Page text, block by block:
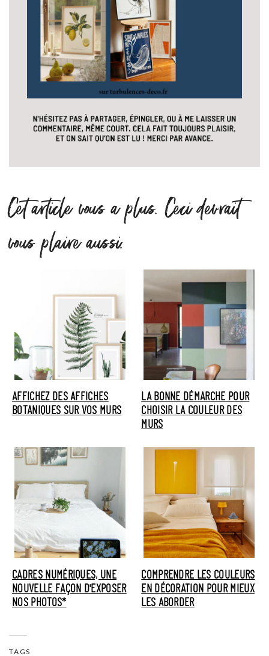
Cet article vous a plus. Ceci devrait
vous plaire aussi.
AFFICHEZ DES AFFICHES
BOTANIQUES SUR VOS MURS
LA BONNE DÉMARCHE POUR
CHOISIR LA COULEUR DES
MURS
CADRES NUMÉRIQUES, UNE
NOUVELLE FAÇON D'EXPOSER
NOS PHOTOS*
COMPRENDRE LES COULEURS
EN DÉCORATION POUR MIEUX
LES ABORDER
TAGS